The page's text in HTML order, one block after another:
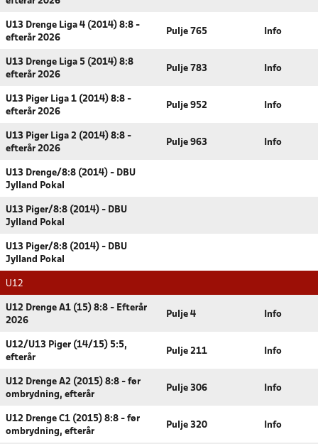
U13 Drenge Liga 4 (2014) 8:8 -
efterår 2026
Pulje 765 Info
U13 Drenge Liga 5 (2014) 8:8
efterår 2026
Pulje 783 Info
U13 Piger Liga 1 (2014) 8:8 -
efterår 2026
Pulje 952 Info
U13 Piger Liga 2 (2014) 8:8 -
efterår 2026
Pulje 963 Info
U13 Drenge/8:8 (2014) - DBU
Jylland Pokal
U13 Piger/8:8 (2014) - DBU
Jylland Pokal
U13 Piger/8:8 (2014) - DBU
Jylland Pokal
U12
U12 Drenge A1 (15) 8:8 - Efterår
2026
Pulje 4 Info
U12/U13 Piger (14/15) 5:5,
efterår
Pulje 211 Info
U12 Drenge A2 (2015) 8:8 - før
ombrydning, efterår
Pulje 306 Info
U12 Drenge C1 (2015) 8:8 - før
ombrydning, efterår
Pulje 320 Info